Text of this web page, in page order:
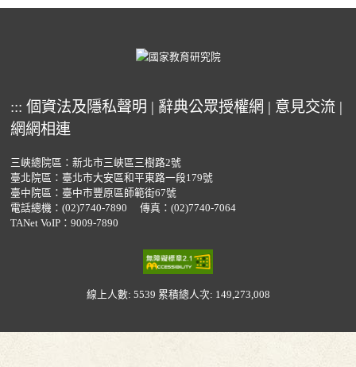
::: 個資法及隱私聲明 | 辭典公眾授權網 | 意見交流 |
網網相連
三峽總院區：新北市三峽區三樹路2號
臺北院區：臺北市大安區和平東路一段179號
臺中院區：臺中市豐原區師範街67號
電話總機： (02)7740-7890
傳真：(02)7740-7064
TANet VoIP：9009-7890
線上人數: 5539 累積總人次: 149,273,008